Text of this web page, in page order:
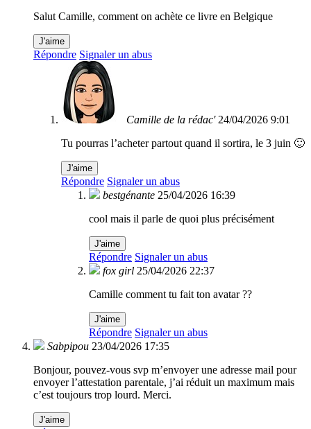
Salut Camille, comment on achète ce livre en Belgique
J'aime
Répondre Signaler un abus
Camille de la rédac' 24/04/2026 9:01
Tu pourras l’acheter partout quand il sortira, le 3 juin 🙂
J'aime
Répondre Signaler un abus
bestgénante 25/04/2026 16:39
cool mais il parle de quoi plus précisément
J'aime
Répondre Signaler un abus
fox girl 25/04/2026 22:37
Camille comment tu fait ton avatar ??
J'aime
Répondre Signaler un abus
Sabpipou 23/04/2026 17:35
Bonjour, pouvez-vous svp m’envoyer une adresse mail pour
envoyer l’attestation parentale, j’ai réduit un maximum mais
c’est toujours trop lourd. Merci.
J'aime